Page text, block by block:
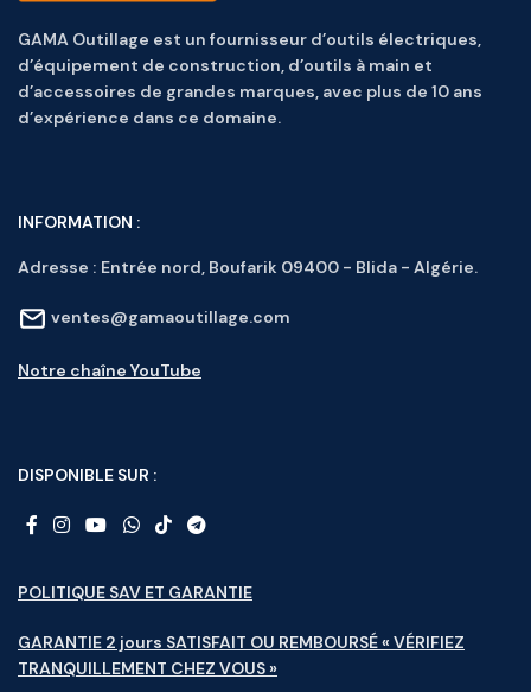
GAMA Outillage est un fournisseur d’outils électriques,
d’équipement de construction, d’outils à main et
d’accessoires de grandes marques, avec plus de 10 ans
d’expérience dans ce domaine.
INFORMATION :
Adresse : Entrée nord, Boufarik 09400 - Blida - Algérie.
ventes@gamaoutillage.com
Notre chaîne YouTube
DISPONIBLE SUR :
POLITIQUE SAV ET GARANTIE
GARANTIE 2 jours SATISFAIT OU REMBOURSÉ « VÉRIFIEZ
TRANQUILLEMENT CHEZ VOUS »